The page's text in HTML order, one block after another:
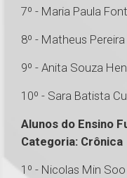
7º - Maria Paula
8º - Matheus
9º - Anita Souza
10º - Sara Batista
Alunos do Ensino
Categoria: Crônica
1º - Nicolas Min